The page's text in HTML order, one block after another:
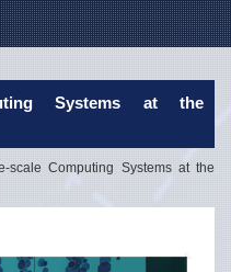
Systems at the
scale Computing Systems at the